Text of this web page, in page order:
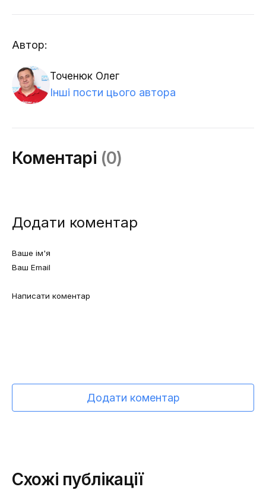
Автор:
Точенюк Олег
Інші пости цього автора
Коментарі (0)
Додати коментар
Додати коментар
Схожі публікації